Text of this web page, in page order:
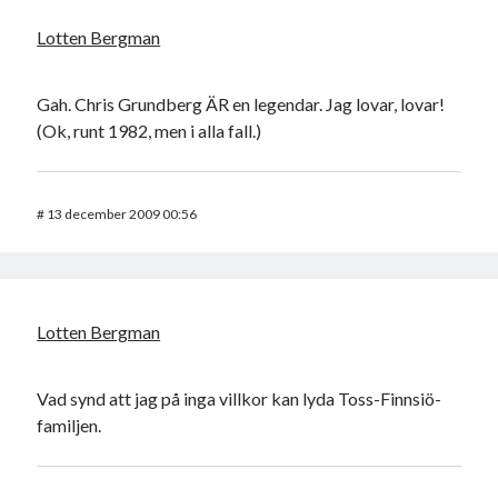
Lotten Bergman
Gah. Chris Grundberg ÄR en legendar. Jag lovar, lovar!
(Ok, runt 1982, men i alla fall.)
# 13 december 2009 00:56
Lotten Bergman
Vad synd att jag på inga villkor kan lyda Toss-Finnsiö-
familjen.